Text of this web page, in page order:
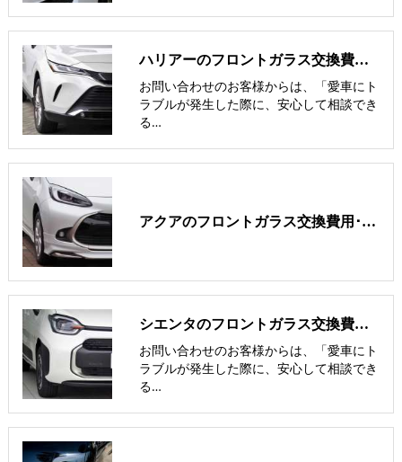
ハリアーのフロントガラス交換費用･飛び石修理費用･低価格ガラス紹介
お問い合わせのお客様からは、「愛車にト
ラブルが発生した際に、安心して相談でき
る…
アクアのフロントガラス交換費用･飛び石修理費用･低価格ガラスの紹介
シエンタのフロントガラス交換費用･飛び石修理費用･低価格ガラス紹介
お問い合わせのお客様からは、「愛車にト
ラブルが発生した際に、安心して相談でき
る…